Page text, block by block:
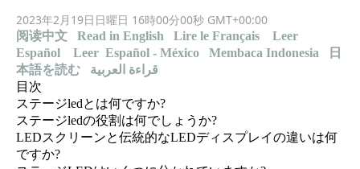
2023年2月19日日曜日 16時00分00秒 GMT+00:00
阅读中文 Read in English Lire le Français
Leer
Español
Leer Español - México Membaca Indonesia
日
本語を読む
قراءة العربية
目次
ステージledとは何ですか?
ステージledの役割は何でしょうか?
LEDスクリーンと伝統的なLEDディスプレイの違いは何
ですか?